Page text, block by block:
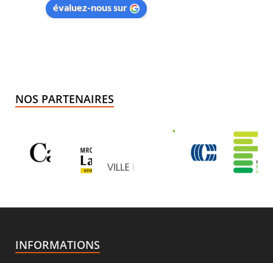
évaluez-nous sur
NOS PARTENAIRES
INFORMATIONS